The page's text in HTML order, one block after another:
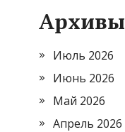
Архивы
Июль 2026
Июнь 2026
Май 2026
Апрель 2026